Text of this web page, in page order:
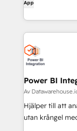
App
Power BI
Av
Hjälper till att
utan krångel